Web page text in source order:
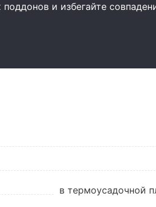
и избегайте
в термоусадочной